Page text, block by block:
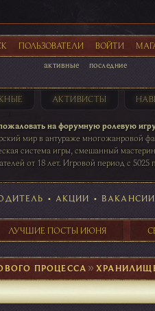
ПОЛЬЗОВАТЕЛИ ВОЙТИ
активные последние
АКТИВИСТЫ
на форумную ролевую
мир в антураже многожанровой
система игры, смешанный
от 18 лет. Игровой период с 5025
таблице игровой активности
31 ПОСТОВ 29 ПОСТОВ
• АКЦИИ • ВАКАНСИИ
ЛУЧШИЕ ПОСТЫ ИЮНЯ
ПРОЦЕССА ►